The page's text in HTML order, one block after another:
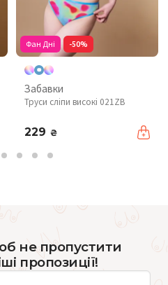
Фан Дні -50%
Забавки
Труси сліпи високі 021ZB
229 ₴
не пропустити
пропозиції!